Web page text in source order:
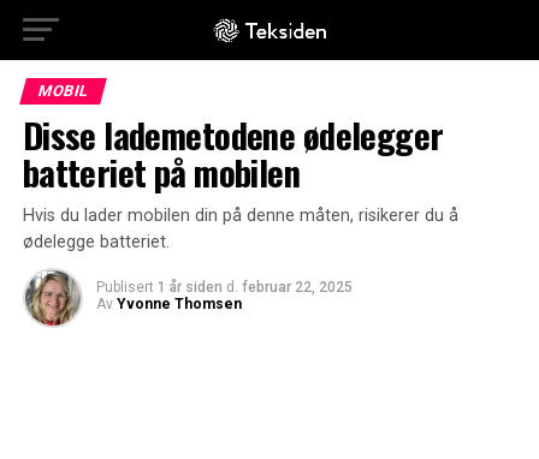
MOBIL
Disse lademetodene ødelegger
batteriet på mobilen
Hvis du lader mobilen din på denne måten, risikerer du å
ødelegge batteriet.
Publisert 1 år siden d. februar 22, 2025
Av Yvonne Thomsen